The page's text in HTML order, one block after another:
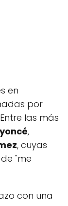
en
por
las más
,
, cuyas
"me
con una